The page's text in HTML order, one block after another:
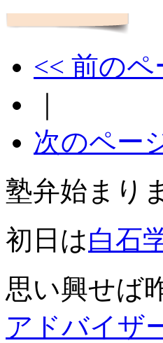
<< 前のペ
次のペー
塾弁始まり
初日は白石
思い興せば
アドバイザ